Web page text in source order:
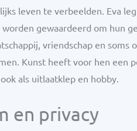
leven te verbeelden. Eva
worden gewaardeerd om hun
vriendschap en
Kunst heeft voor hen een
als uitlaatklep en hobby.
en privacy